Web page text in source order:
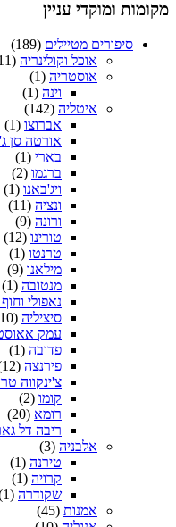
מקומות ומוקדי עניין
סיפורים מטיילים (189)
אוכל וקולינריה (11)
אוסטריה (1)
וינה (1)
איטליה (142)
אברוצו (1)
אורטה סן
בארי (1)
ברגמו (2)
ויג'באנו (1)
ונציה (11)
ורונה (9)
טורינו (12)
טרנטו (1)
מילאנו (9)
מנטובה (1)
נאפולי
סיציליה (10)
עמק
פדובה (1)
פירנצה (12)
צ'ינקווה
קומו (2)
רומא (20)
ריבה דל
אלבניה (3)
טירנה (1)
קרויה (1)
שקודרה (1)
אמנות (45)